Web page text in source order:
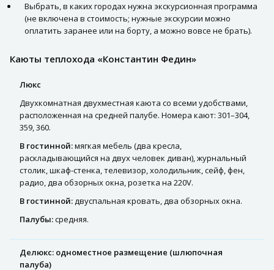
Выбрать, в каких городах нужна экскурсионная программа
(не включена в стоимость; нужные экскурсии можно
оплатить заранее или на борту, а можно вовсе не брать).
Каюты теплохода «Константин Федин»
Люкс
Двухкомнатная двухместная каюта со всеми удобствами,
расположенная на средней палубе. Номера кают: 301–304,
359, 360.
В гостинной:мягкая мебель (два кресла,
раскладывающийся на двух человек диван), журнальный
столик, шкаф-стенка, телевизор, холодильник, сейф, фен,
радио, два обзорных окна, розетка на 220V.
В гостинной:двуспальная кровать, два обзорных окна.
Палубы:средняя.
Делюкс: одноместное размещение (шлюпочная
палуба)